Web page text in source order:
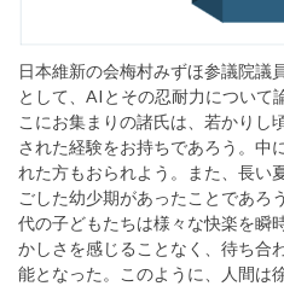
日本維新の会梅村みずほ参議院議
として、AIとその忍耐力について
こにお集まりの諸氏は、若かりし
された経験をお持ちであろう。中
れた方もおられよう。また、長い
ごした幼少期があったことであろ
代の子どもたちは様々な快楽を瞬
かしさを感じることなく、待ち合
能となった。このように、人間は